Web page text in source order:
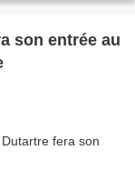
son entrée au